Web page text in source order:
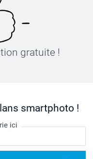
gratuite !
smartphoto !
ici